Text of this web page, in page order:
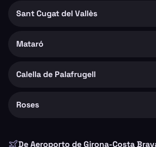
Sant Cugat del Vallès
Mataró
Calella de Palafrugell
Roses
DeAeroporto de Girona-Costa